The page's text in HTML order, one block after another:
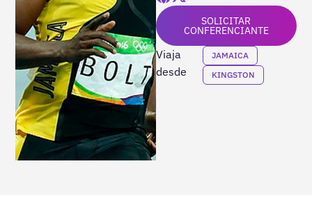
SOLICITAR
CONFERENCIANTE
Viaja
desde
JAMAICA
KINGSTON